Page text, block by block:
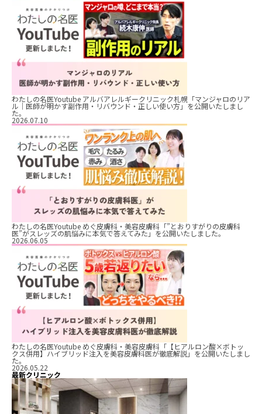
わたしの名医Youtube アルバアレルギークリニック札幌「マンジャロのリア
ル｜医師が明かす副作用・リバウンド・正しい使い方」を公開いたしまし
た。
2026.07.10
わたしの名医Youtube めぐ皮膚科・美容皮膚科「”とおりすがりの皮膚科
医”がスレッズの肌悩みに本気で答えてみた」を公開いたしました。
2026.06.05
わたしの名医Youtube めぐ皮膚科・美容皮膚科「【ヒアルロン酸×ボトッ
クス併用】ハイブリッド注入を美容皮膚科医が徹底解説」を公開いたしまし
た。
2026.05.22
最新クリニック